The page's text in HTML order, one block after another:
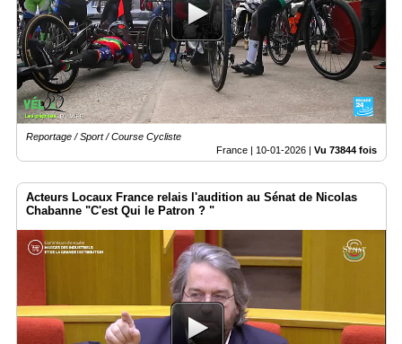
Reportage / Sport / Course Cycliste
France | 10-01-2026 | Vu 73844 fois
Acteurs Locaux France relais l'audition au Sénat de Nicolas
Chabanne "C'est Qui le Patron ? "